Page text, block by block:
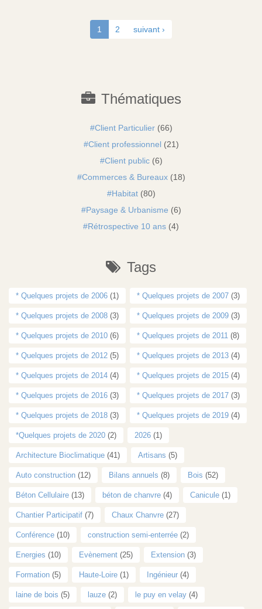
1 2 suivant ›
Thématiques
Client Particulier(66)
Client professionnel(21)
Client public(6)
Commerces & Bureaux(18)
Habitat(80)
Paysage & Urbanisme (6)
Rétrospective 10 ans (4)
Tags
* Quelques projets de 2006 (1) * Quelques projets de 2007 (3)
* Quelques projets de 2008 (3) * Quelques projets de 2009 (3)
* Quelques projets de 2010 (6) * Quelques projets de 2011 (8)
* Quelques projets de 2012 (5) * Quelques projets de 2013 (4)
* Quelques projets de 2014 (4) * Quelques projets de 2015 (4)
* Quelques projets de 2016 (3) * Quelques projets de 2017 (3)
* Quelques projets de 2018 (3) * Quelques projets de 2019 (4)
*Quelques projets de 2020 (2) 2026 (1)
Architecture Bioclimatique (41) Artisans (5)
Auto construction (12) Bilans annuels (8) Bois (52)
Béton Cellulaire (13) béton de chanvre (4) Canicule (1)
Chantier Participatif (7) Chaux Chanvre (27)
Conférence (10) construction semi-enterrée (2)
Energies (10) Evènement (25) Extension (3)
Formation (5) Haute-Loire (1) Ingénieur (4)
laine de bois (5) lauze (2) le puy en velay (4)